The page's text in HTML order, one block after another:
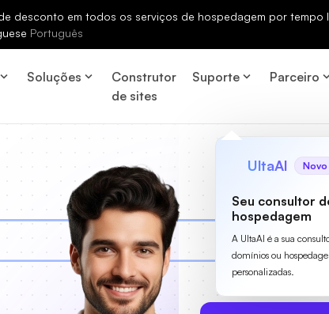
desconto em todos os serviços de hospedagem por tempo
Português
Soluções
Construtor
de sites
Suporte Parceiro
UltaAI Novo
Seu consultor
hospedagem
A UltaAI é a sua
domínios ou
personalizadas.